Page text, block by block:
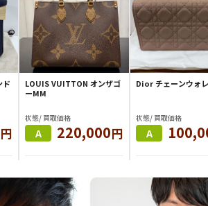
円
LOUIS VUITTON オンザゴ
ーMM
状態/ 買取価格
A 220,000円
Dior チェーンウォ
状態/ 買取価格
A